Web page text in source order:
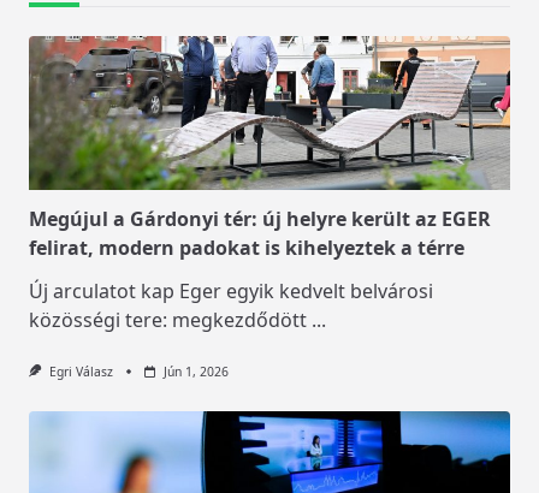
Megújul a Gárdonyi tér: új helyre került az EGER
felirat, modern padokat is kihelyeztek a térre
Új arculatot kap Eger egyik kedvelt belvárosi
közösségi tere: megkezdődött ...
Egri Válasz Jún 1, 2026